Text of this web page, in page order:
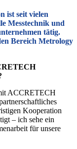
ist seit vielen
Messtechnik und
tätig.
Bereich Metrology
ACCRETECH
Kooperation
– ich sehe ein
für unsere